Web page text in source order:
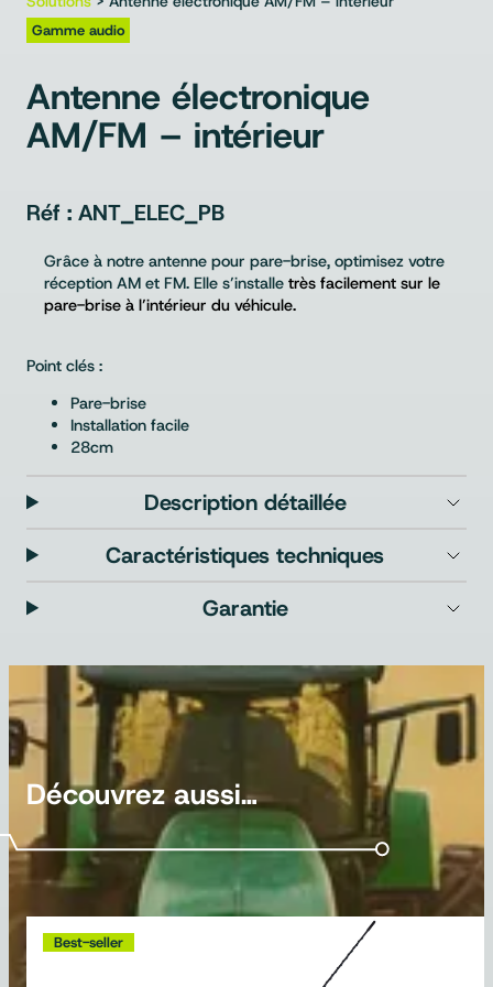
Gamme audio
Antenne électronique
AM/FM – intérieur
ANT_ELEC_PB
Grâce à notre antenne pour pare-brise, optimisez votre
réception AM et FM. Elle s’installe très facilement sur le
pare-brise à l’intérieur du véhicule.
Point clés :
Pare-brise
Installation facile
28cm
Description détaillée
Caractéristiques techniques
Garantie
Découvrez aussi…
Best-seller